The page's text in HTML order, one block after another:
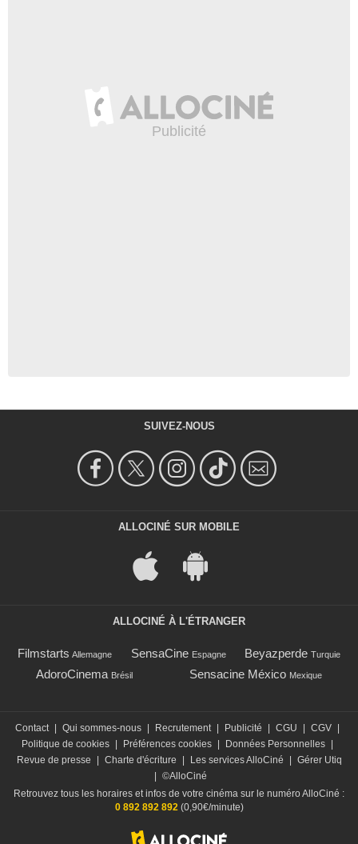
SUIVEZ-NOUS
ALLOCINÉ SUR MOBILE
ALLOCINÉ À L'ÉTRANGER
Filmstarts Allemagne SensaCine Espagne Beyazperde Turquie
AdoroCinema Brésil Sensacine México Mexique
Contact Qui sommes-nous Recrutement Publicité CGU CGV
Politique de cookies
Préférences cookies Données Personnelles
Revue de presse
Charte d'écriture Les services AlloCiné
Gérer Utiq
©AlloCiné
Retrouvez tous les horaires et infos de votre cinéma sur le numéro AlloCiné :
0 892 892 892(0,90€/minute)